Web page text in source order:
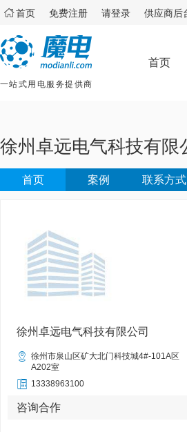
首页 免费注册 请登录 供应商后
一站式用电服务提供商
首页
徐州卓远电气科技有限
首页 案例 联系方式
徐州卓远电气科技有限公司
 徐州市泉山区矿大北门科技城4#-101A区
A202室
 13338963100
咨询合作